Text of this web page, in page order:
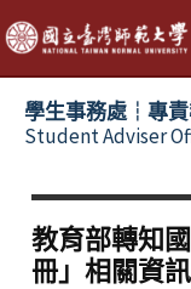
跳
至
主
學生事務處┆專
Student Adviser
教育部轉知
冊」相關資訊